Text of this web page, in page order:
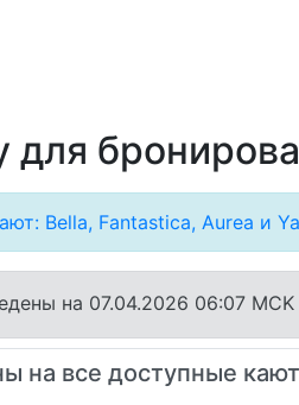
для
Bella, Fantastica, Aurea и
на 07.04.2026 06:07 MCK
на все доступные